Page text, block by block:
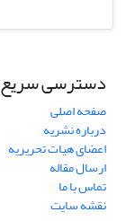
دسترسی سریع
صفحه اصلی
درباره نشریه
اعضای هیات تحریریه
ارسال مقاله
تماس با ما
نقشه سایت